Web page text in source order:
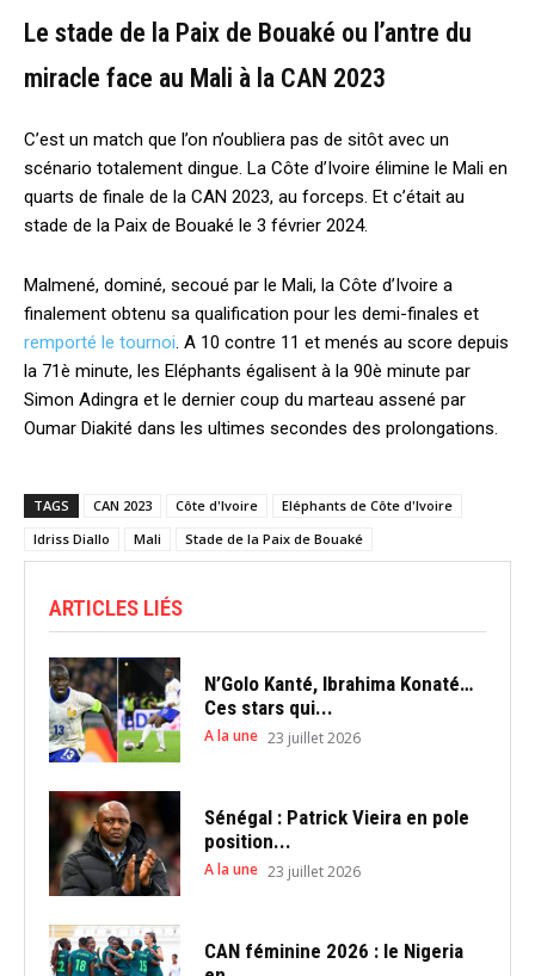
Le stade de la Paix de Bouaké ou l’antre du
miracle face au Mali à la CAN 2023
C’est un match que l’on n’oubliera pas de sitôt avec un
scénario totalement dingue. La Côte d’Ivoire élimine le Mali en
quarts de finale de la CAN 2023, au forceps. Et c’était au
stade de la Paix de Bouaké le 3 février 2024.
Malmené, dominé, secoué par le Mali, la Côte d’Ivoire a
finalement obtenu sa qualification pour les demi-finales et
remporté le tournoi. A 10 contre 11 et menés au score depuis
la 71è minute, les Eléphants égalisent à la 90è minute par
Simon Adingra et le dernier coup du marteau assené par
Oumar Diakité dans les ultimes secondes des prolongations.
TAGS CAN 2023 Côte d'Ivoire
Eléphants de Côte d'Ivoire
Idriss Diallo
Mali Stade de la Paix de Bouaké
ARTICLES LIÉS
N’Golo Kanté, Ibrahima Konaté…
Ces stars qui...
A la une 23 juillet 2026
Sénégal : Patrick Vieira en pole
position...
A la une 23 juillet 2026
CAN féminine 2026 : le Nigeria